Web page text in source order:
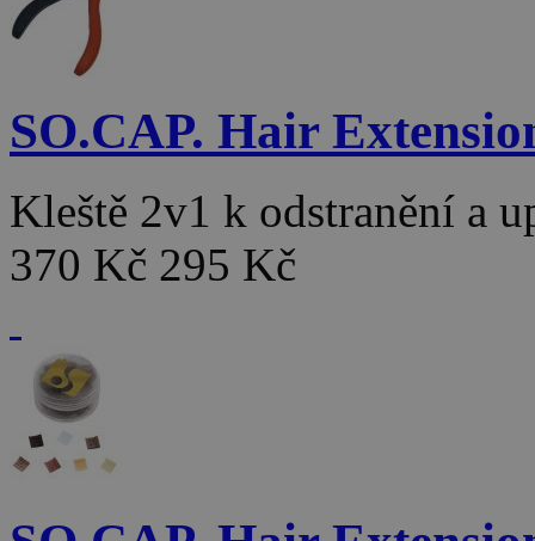
SO.CAP. Hair
Kleště 2v1 k odstranění a
370 Kč 295 Kč